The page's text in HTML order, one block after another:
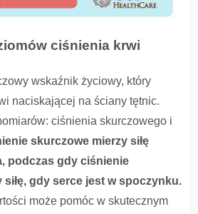
ciśnienia krwi
wskaźnik życiowy, który
naciskającej na ściany tętnic.
ciśnienia skurczowego i
skurczowe mierzy siłę
podczas gdy ciśnienie
gdy serce jest w spoczynku.
może pomóc w skutecznym